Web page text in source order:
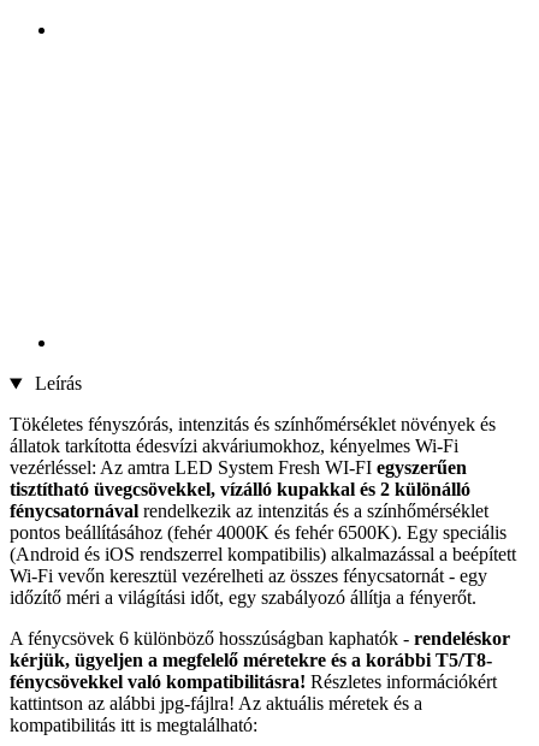
Leírás
Tökéletes fényszórás, intenzitás és színhőmérséklet növények és
állatok tarkította édesvízi akváriumokhoz, kényelmes Wi-Fi
vezérléssel: Az amtra LED System Fresh WI-FI egyszerűen
tisztítható üvegcsövekkel, vízálló kupakkal és 2 különálló
fénycsatornával rendelkezik az intenzitás és a színhőmérséklet
pontos beállításához (fehér 4000K és fehér 6500K). Egy speciális
(Android és iOS rendszerrel kompatibilis) alkalmazással a beépített
Wi-Fi vevőn keresztül vezérelheti az összes fénycsatornát - egy
időzítő méri a világítási időt, egy szabályozó állítja a fényerőt.
A fénycsövek 6 különböző hosszúságban kaphatók - rendeléskor
kérjük, ügyeljen a megfelelő méretekre és a korábbi T5/T8-
fénycsövekkel való kompatibilitásra! Részletes információkért
kattintson az alábbi jpg-fájlra! Az aktuális méretek és a
kompatibilitás itt is megtalálható: